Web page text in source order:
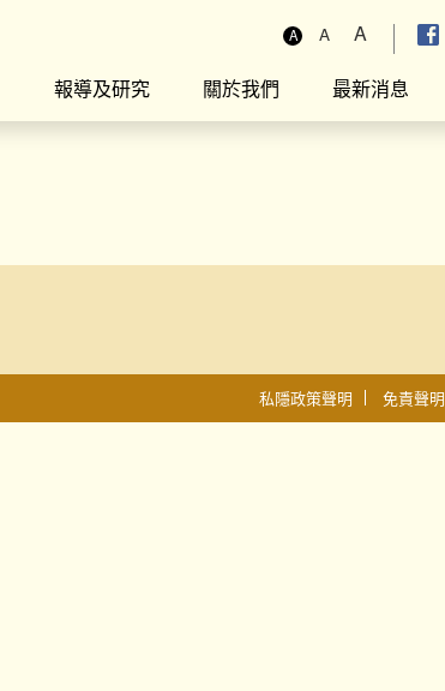
A A A
報導及研究 關於我們 最新消息
私隱政策聲明 免責聲明